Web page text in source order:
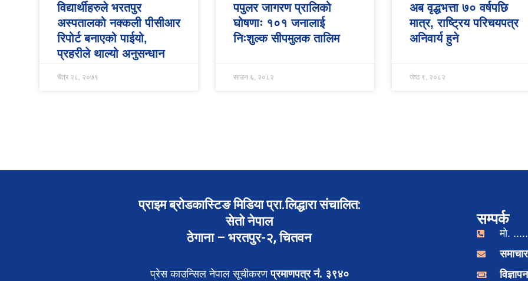
विद्यार्थीहरुले भरतपुर
अस्पतालको नक्कली पीसीआर
रिपोर्ट बनाएको पाईयो,
प्रहरीले थाल्यो अनुसन्धान
चैत्र २८, २०७९
पपुलर जागरण प्रालिको
घोषणाः १०१ जनालाई
निःशुल्क सीपमुलक तालिम
साउन ६, २०८२
अब वृद्धभत्ता ७० वर्षपछि
मात्र, राष्ट्रिय परिचयपत्र
अनिवार्य हुने
जेष्ठ ९, २०८२
प्राइम ब्रोडकास्टिङ मिडिया प्रा.लिद्धारा संचालित:
सेतो नेपाल
ठेगाना – भरतपुर-२, चितवन
प्रेस काउन्सिल नेपाल सूचीकरणप्रमाणपत्र नं. ३९४०
सम्पर्क
मो.